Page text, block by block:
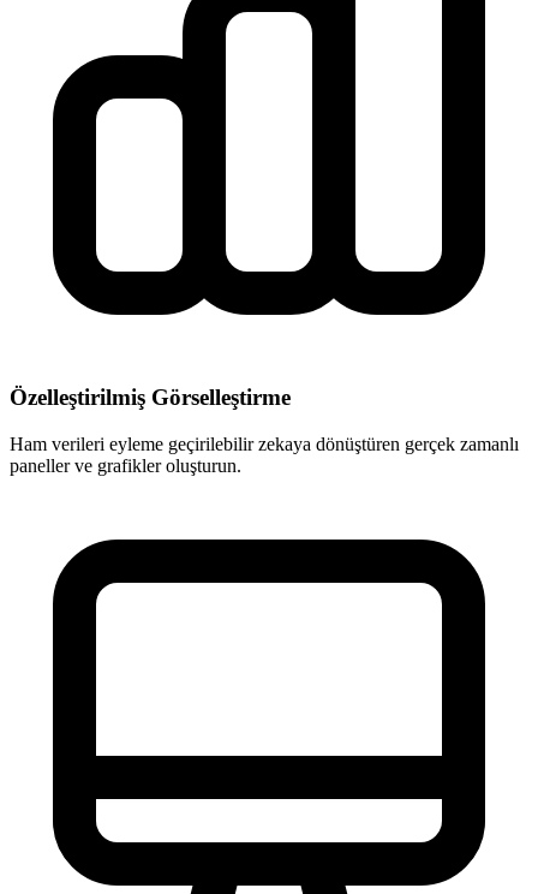
Özelleştirilmiş Görselleştirme
Ham verileri eyleme geçirilebilir zekaya dönüştüren gerçek zamanlı
paneller ve grafikler oluşturun.